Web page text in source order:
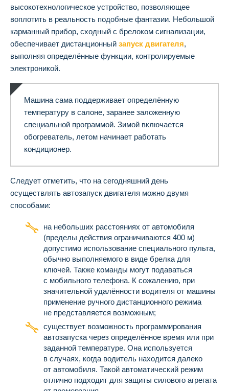
высокотехнологическое устройство, позволяющее
воплотить в реальность подобные фантазии. Небольшой
карманный прибор, сходный с брелоком сигнализации,
обеспечивает дистанционный запуск двигателя,
выполняя определённые функции, контролируемые
электроникой.
Машина сама поддерживает определённую
температуру в салоне, заранее заложенную
специальной программой. Зимой включается
обогреватель, летом начинает работать
кондиционер.
Следует отметить, что на сегодняшний день
осуществлять автозапуск двигателя можно двумя
способами:
на небольших расстояниях от автомобиля
(пределы действия ограничиваются 400 м)
допустимо использование специального пульта,
обычно выполняемого в виде брелка для
ключей. Также команды могут подаваться
с мобильного телефона. К сожалению, при
значительной удалённости водителя от машины
применение ручного дистанционного режима
не представляется возможным;
существует возможность программирования
автозапуска через определённое время или при
заданной температуре. Она используется
в случаях, когда водитель находится далеко
от автомобиля. Такой автоматический режим
отлично подходит для защиты силового агрегата